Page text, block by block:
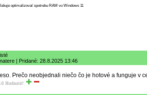
optimalizovať spotrebu RAM vo Windows 11
| Pridané: 28.8.2025 13:46
Prečo neobjednali niečo čo je hotové a funguje v
Hodnotiť: